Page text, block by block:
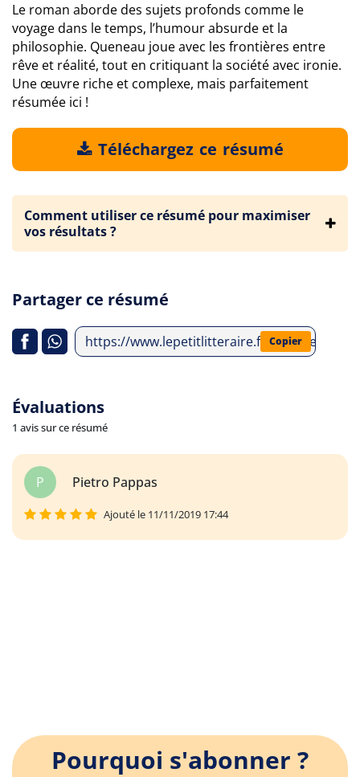
Le roman aborde des sujets profonds comme le
voyage dans le temps, l’humour absurde et la
philosophie. Queneau joue avec les frontières entre
rêve et réalité, tout en critiquant la société avec ironie.
Une œuvre riche et complexe, mais parfaitement
résumée ici !
Téléchargez ce résumé
Comment utiliser ce résumé pour maximiser
vos résultats ?
Partager ce résumé
https://www.lepetitlitteraire.fr/analyses-
Copier
Évaluations
1 avis sur ce résumé
P Pietro Pappas
Ajouté le 11/11/2019 17:44
Pourquoi s'abonner ?